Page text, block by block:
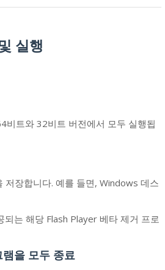
실행
비트와 32비트 버전에서 모두 실행됩
저장합니다. 예를 들면, Windows 데스
는 해당 Flash Player 베타 제거 프로
을 모두 종료